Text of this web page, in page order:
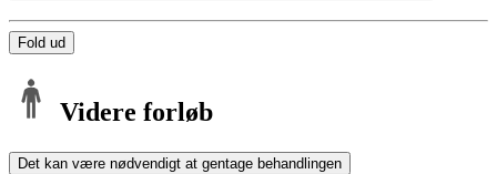
Fold ud
Videre forløb
Det kan være nødvendigt at gentage behandlingen